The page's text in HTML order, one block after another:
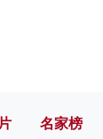
名家榜